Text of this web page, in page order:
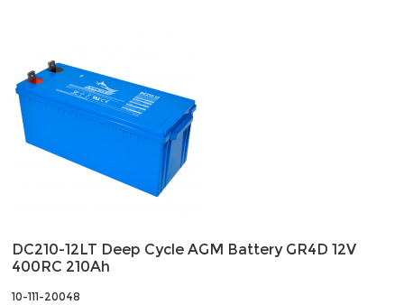
DC210-12LT Deep Cycle AGM Battery GR4D 12V
400RC 210Ah
10-111-20048